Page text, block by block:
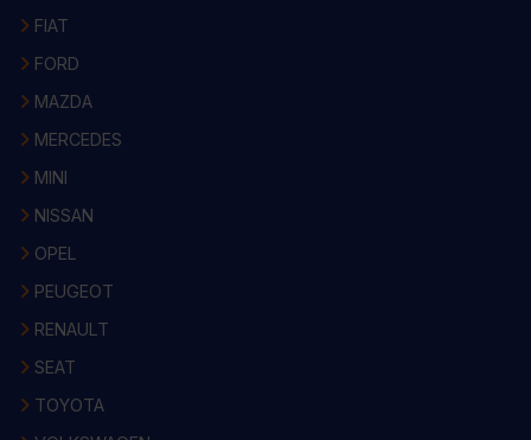
FIAT
FORD
MAZDA
MERCEDES
MINI
NISSAN
OPEL
PEUGEOT
RENAULT
SEAT
TOYOTA